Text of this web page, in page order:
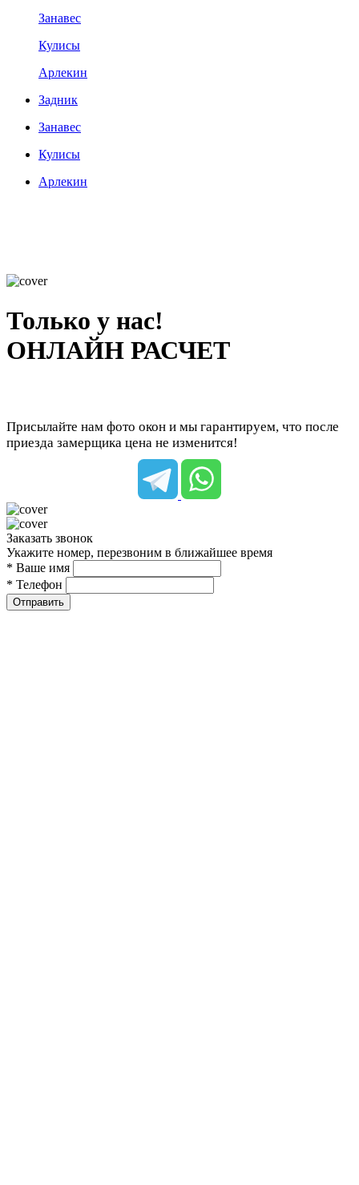
Занавес
Кулисы
Арлекин
Задник
Занавес
Кулисы
Арлекин
Только у нас!
ОНЛАЙН РАСЧЕТ
Присылайте нам фото окон и мы гарантируем, что после
приезда замерщика цена не изменится!
Заказать звонок
Укажите номер, перезвоним в ближайшее время
* Ваше имя
* Телефон
Отправить